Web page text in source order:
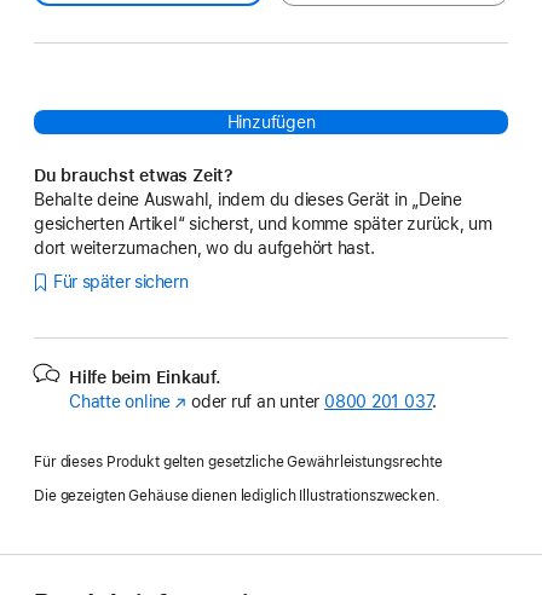
Hinzufügen
Du brauchst etwas Zeit?
Behalte deine Auswahl, indem du dieses Gerät in „Deine
gesicherten Artikel“ sicherst, und komme später zurück, um
dort weiterzumachen, wo du aufgehört hast.
Für später sichern
Hilfe beim Einkauf.
Chatte online (Öffnet
Fenster)
oder ruf an unter 0800 201 037.
Für dieses Produkt gelten gesetzliche Gewährleistungsrechte
Die gezeigten Gehäuse dienen lediglich Illustrationszwecken.